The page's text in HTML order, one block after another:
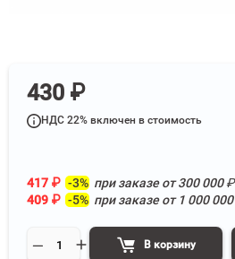
430 ₽
НДС 22% включен в стоимость
417 ₽ -3% при заказе от300 000₽
409 ₽ -5% при заказе от 1 000 000
В корзину